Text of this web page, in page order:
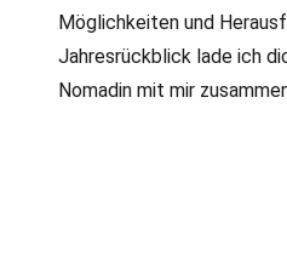
Möglichkeiten und
Jahresrückblick lade ich
Nomadin mit mir